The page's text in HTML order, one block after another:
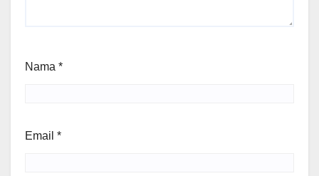
Nama *
Email *